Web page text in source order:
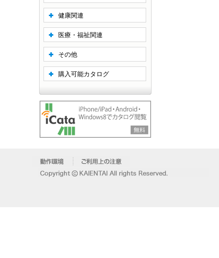
健康関連
医療・福祉関連
その他
購入可能カタログ